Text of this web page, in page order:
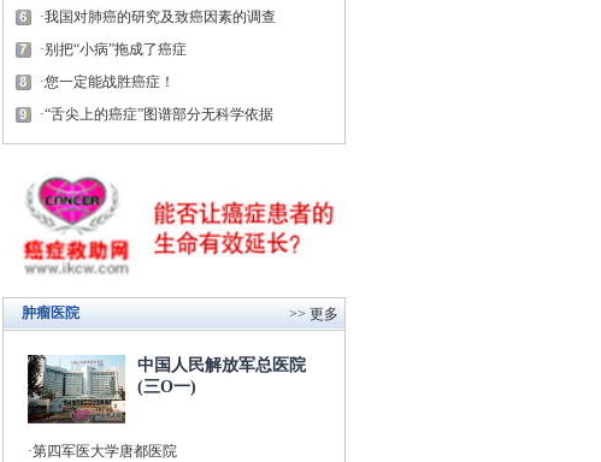
我国对肺癌的研究及致癌因素的调查
别把“小病”拖成了癌症
您一定能战胜癌症！
“舌尖上的癌症”图谱部分无科学依据
肿瘤医院 >> 更多
中国人民解放军总医院
(三O一)
第四军医大学唐都医院